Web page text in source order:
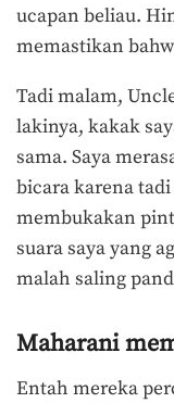
ucapan beliau.
memastikan
Tadi malam,
lakinya, kakak
sama. Saya
bicara karena
membukakan
suara saya yang
malah saling
Maharani
Entah mereka